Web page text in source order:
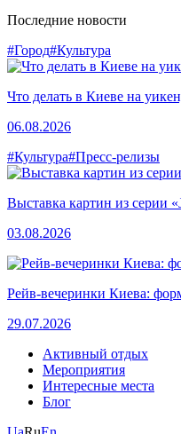
Последние новости
#Город#Культура
Что делать в Киеве на
06.08.2026
#Культура#Пресс-релизы
Выставка картин из серии
03.08.2026
Рейв-вечеринки Киева:
29.07.2026
Активный отдых
Мероприятия
Интересные места
Блог